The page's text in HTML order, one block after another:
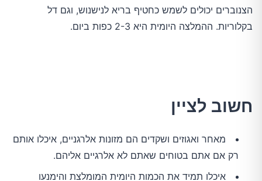
הצנוברים יכולים לשמש כחטיף בריא לנישנוש, וגם דל
בקלוריות. ההמלצה היומית היא 2-3 כפות ביום.
חשוב לציין
מאחר ואגוזים ושקדים הם מזונות אלרגניים, איכלו אותם
רק אם אתם בטוחים שאתם לא אלרגיים אליהם.
איכלו תמיד את הכמות היומית המומלצת והימנעו